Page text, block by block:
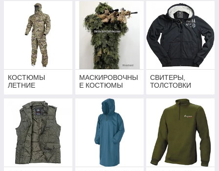
КОСТЮМЫ
ЛЕТНИЕ
МАСКИРОВОЧНЫ
Е КОСТЮМЫ
СВИТЕРЫ,
ТОЛСТОВКИ